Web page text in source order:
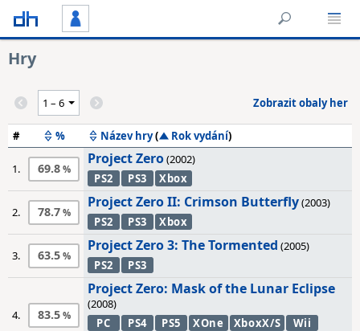
Hry
Zobrazit obaly her
# % Název hry( Rok vydání)
1. 69.8
Project Zero(2002)
PS2
PS3 Xbox
2. 78.7
Project Zero II: Crimson Butterfly(2003)
PS2
PS3 Xbox
3. 63.5
Project Zero 3: The Tormented (2005)
PS2
PS3
4. 83.5
Project Zero: Mask of the Lunar Eclipse
(2008)
PC
PS4 PS5 XOne XboxX/S
Wii